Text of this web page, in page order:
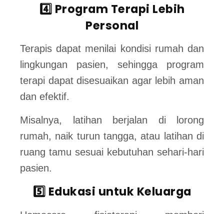
4️⃣ Program Terapi Lebih
Personal
Terapis dapat menilai kondisi rumah dan
lingkungan pasien, sehingga program
terapi dapat disesuaikan agar lebih aman
dan efektif.
Misalnya, latihan berjalan di lorong
rumah, naik turun tangga, atau latihan di
ruang tamu sesuai kebutuhan sehari-hari
pasien.
5️⃣ Edukasi untuk Keluarga